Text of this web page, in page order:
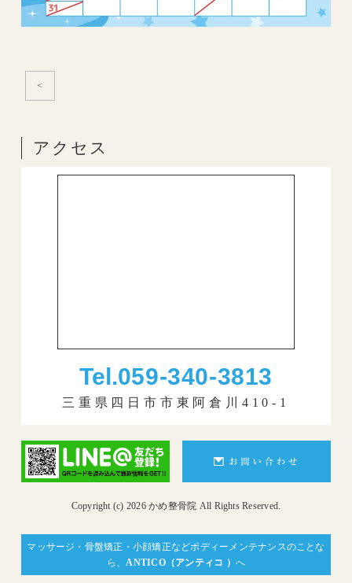
<
アクセス
Tel.059-340-3813
三重県四日市市東阿倉川410-1
Copyright (c) 2026 かめ整骨院 All Rights Reserved.
マッサージ・骨盤矯正・小顔矯正などボディーメンテナンスのことな
ら、ANTICO（アンティコ ） へ